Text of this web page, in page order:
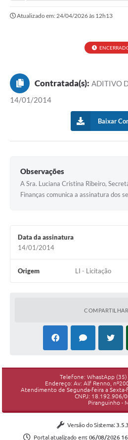
Atualizado em: 24/04/2026 às 12h13
Contratada(s): ADITIVO
14/01/2014
Baixar
Observações
A Sra. Luciana Cristina Ribeiro,
Finanças comunica a assinatura dos
Data da assinatura
14/01/2014
Origem LI - Licitação
COMPARTILHAR
Telefone: WhastApp
Endereço: Av: Alf Renno,
Atendimento de Segunda-feira a Sexta-
CNPJ: 18.192.906/
Piranguinho -
Versão do Sistema:
Portal atualizado em: 06/08/2026